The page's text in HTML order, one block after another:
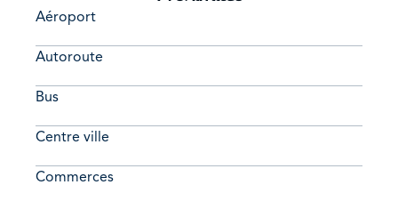
Aéroport
Autoroute
Bus
Centre ville
Commerces